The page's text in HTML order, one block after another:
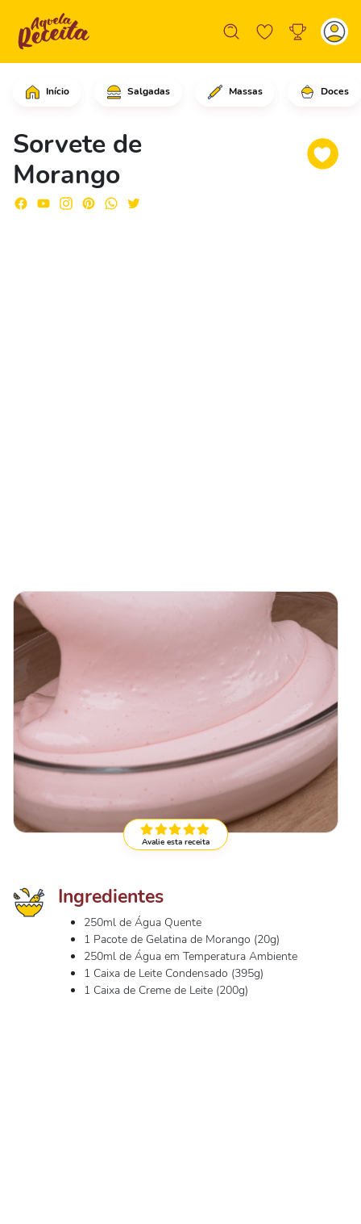
Início Salgadas Massas Doces
Sorvete de
Morango
Em um liquidificador, comece
Avalie esta receita
Ingredientes
250ml de Água Quente
1 Pacote de Gelatina de Morango (20g)
250ml de Água em Temperatura Ambiente
1 Caixa de Leite Condensado (395g)
1 Caixa de Creme de Leite (200g)